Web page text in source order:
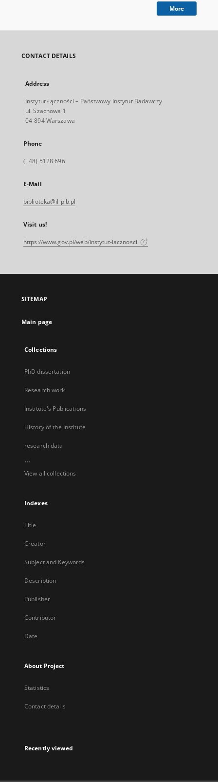
More
CONTACT DETAILS
Address
Instytut Łączności – Państwowy Instytut Badawczy
ul. Szachowa 1
04-894 Warszawa
Phone
(+48) 5128 696
E-Mail
biblioteka@il-pib.pl
Visit us!
https://www.gov.pl/web/instytut-lacznosci
SITEMAP
Main page
Collections
PhD dissertation
Research work
Institute's Publications
History of the Institute
research data
...
View all collections
Indexes
Title
Creator
Subject and Keywords
Description
Publisher
Contributor
Date
About Project
Statistics
Contact details
Recently viewed